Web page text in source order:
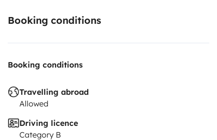
Booking conditions
Booking conditions
Travelling abroad
Allowed
Driving licence
Category B